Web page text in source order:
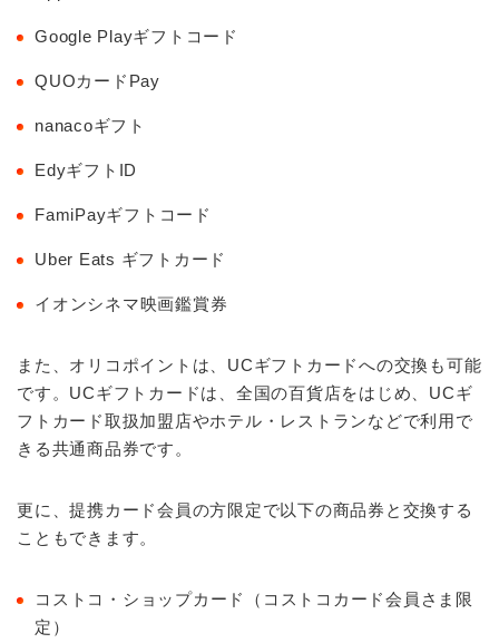
Google Playギフトコード
QUOカードPay
nanacoギフト
EdyギフトID
FamiPayギフトコード
Uber Eats ギフトカード
イオンシネマ映画鑑賞券
また、オリコポイントは、UCギフトカードへの交換も可能
です。UCギフトカードは、全国の百貨店をはじめ、UCギ
フトカード取扱加盟店やホテル・レストランなどで利用で
きる共通商品券です。
更に、提携カード会員の方限定で以下の商品券と交換する
こともできます。
コストコ・ショップカード（コストコカード会員さま限
定）